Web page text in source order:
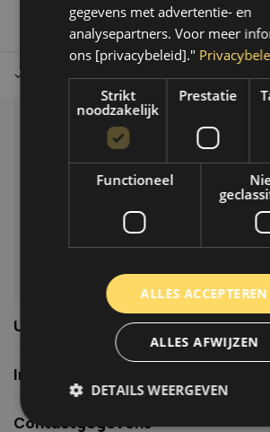
Tot 30 dagen retour sturen. Op
Klantenservice
Veelgestelde vragen
06-39119169
info@autoklusser.nl
Usefull links
Informatie
Contactgegevens
gegevens met advertentie- en
analysepartners. Voor meer
ons [privacybeleid]."
Strikt
noodzakelijk
Prestatie
Functioneel
ALLES ACCEPTEREN
ALLES AFWIJZEN
DETAILS WEERGEVEN